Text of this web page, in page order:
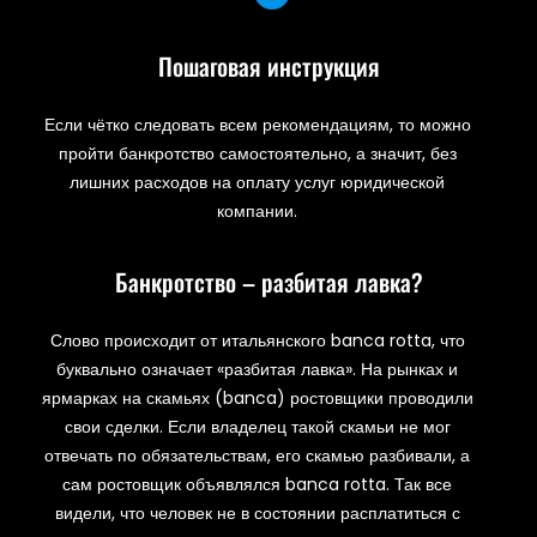
Пошаговая инструкция
Если чётко следовать всем рекомендациям, то можно
пройти банкротство самостоятельно, а значит, без
лишних расходов на оплату услуг юридической
компании.
Банкротство – разбитая лавка?
Слово происходит от итальянского banca rotta, что
буквально означает «разбитая лавка». На рынках и
ярмарках на скамьях (banca) ростовщики проводили
свои сделки. Если владелец такой скамьи не мог
отвечать по обязательствам, его скамью разбивали, а
сам ростовщик объявлялся banca rotta. Так все
видели, что человек не в состоянии расплатиться с